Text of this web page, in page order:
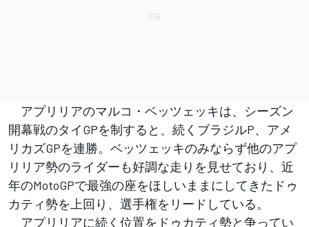
アプリリアのマルコ・ベッツェッキは、シーズン
開幕戦のタイGPを制すると、続くブラジルP、アメ
リカズGPを連勝。ベッツェッキのみならず他のアプ
リリア勢のライダーも好調な走りを見せており、近
年のMotoGPで最強の座をほしいままにしてきたドゥ
カティ勢を上回り、選手権をリードしている。
アプリリアに続く位置をドゥカティ勢と争ってい